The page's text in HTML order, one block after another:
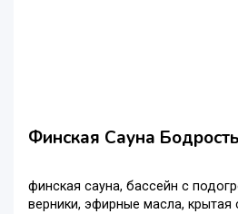
Финская Сауна Бодрость
финская сауна, бассейн с
верники, эфирные масла, крытая